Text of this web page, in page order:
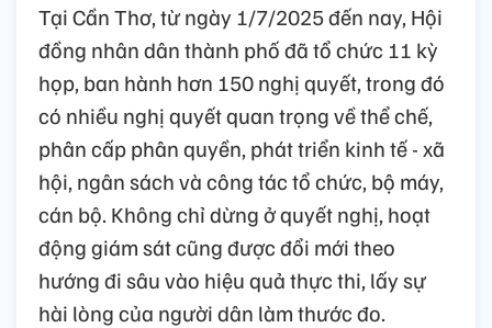
Tại Cần Thơ, từ ngày 1/7/2025 đến nay, Hội
đồng nhân dân thành phố đã tổ chức 11 kỳ
họp, ban hành hơn 150 nghị quyết, trong đó
có nhiều nghị quyết quan trọng về thể chế,
phân cấp phân quyền, phát triển kinh tế - xã
hội, ngân sách và công tác tổ chức, bộ máy,
cán bộ. Không chỉ dừng ở quyết nghị, hoạt
động giám sát cũng được đổi mới theo
hướng đi sâu vào hiệu quả thực thi, lấy sự
hài lòng của người dân làm thước đo.